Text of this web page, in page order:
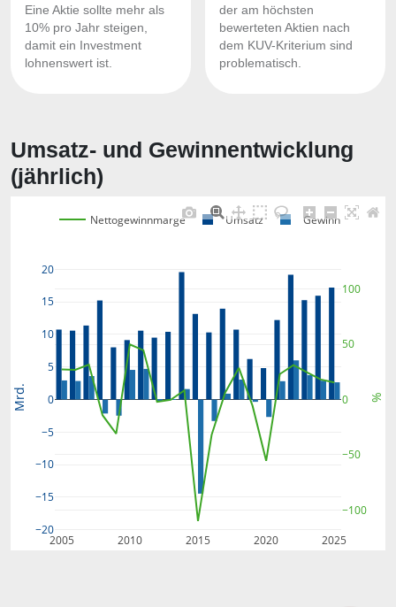
Eine Aktie sollte mehr als
10% pro Jahr steigen,
damit ein Investment
lohnenswert ist.
der am höchsten
bewerteten Aktien nach
dem KUV-Kriterium sind
problematisch.
Umsatz- und Gewinnentwicklung
(jährlich)
2005 2010 2015 2020 2025
−20
−15
−10
−5
0
5
10
15
20
−100
−50
0
50
100
Nettogewinnmarge Umsatz Gewinn
Mrd. %